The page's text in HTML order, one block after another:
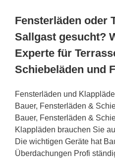
Fensterläden oder
Sallgast gesucht?
Experte für
Schiebeläden und
Fensterläden und
Bauer, Fensterläden &
Bauer, Fensterläden &
Klappläden brauchen Sie
Die wichtigen Geräte hat
Überdachungen Profi